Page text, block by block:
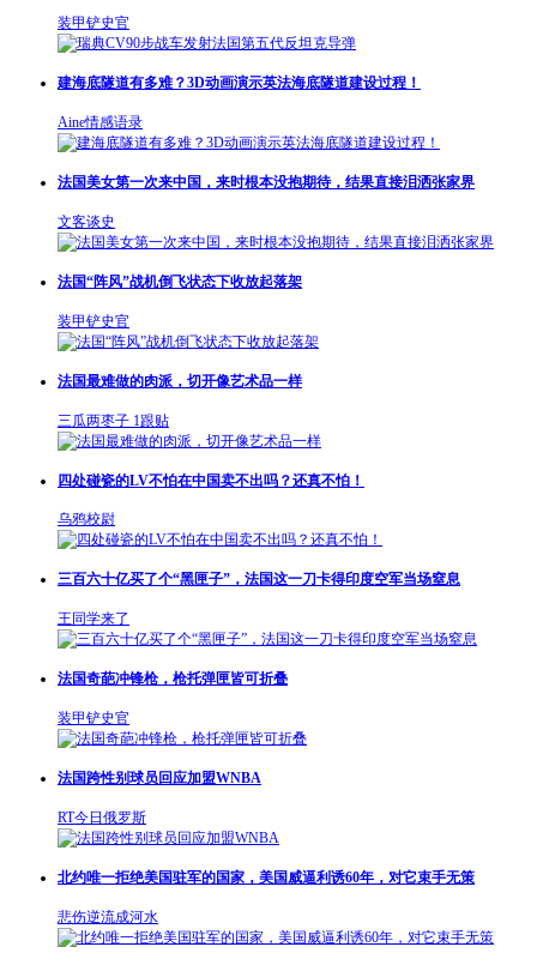
装甲铲史官
建海底隧道有多难？3D动画演示英法海底隧道建设过程！
Aine情感语录
法国美女第一次来中国，来时根本没抱期待，结果直接泪洒张家界
文客谈史
法国“阵风”战机倒飞状态下收放起落架
装甲铲史官
法国最难做的肉派，切开像艺术品一样
三瓜两枣子 1跟贴
四处碰瓷的LV不怕在中国卖不出吗？还真不怕！
乌鸦校尉
三百六十亿买了个“黑匣子”，法国这一刀卡得印度空军当场窒息
王同学来了
法国奇葩冲锋枪，枪托弹匣皆可折叠
装甲铲史官
法国跨性别球员回应加盟WNBA
RT今日俄罗斯
北约唯一拒绝美国驻军的国家，美国威逼利诱60年，对它束手无策
悲伤逆流成河水